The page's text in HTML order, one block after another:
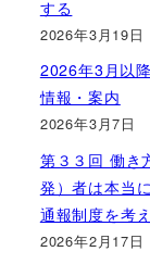
する
2026年3月19日
2026年3月以
情報・案内
2026年3月7日
第３３回 働
発）者は本当
通報制度を考
2026年2月17日